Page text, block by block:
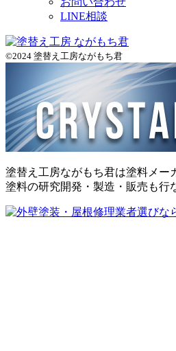
LINE相談
©2024 塗替え工房ながもち君
塗替え工房ながもち君は塗料メー
塗料の研究開発・製造・販売も行